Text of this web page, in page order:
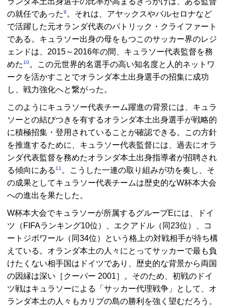
の就任であった9 。それは、アヤックスやバルセロナなど
で活躍した元オランダ代表のパトリック・クライファート
である。キュラソー出身の母をもつこのサッカー界のレジ
ェンドは、2015～2016年の間、キュラソー代表監督を務
めた 10。この元世界的名選手の高い知名度と人的ネットワ
ークを活かすことでオランダ本土出身選手の招集に成功
し、戦力強化へと繋がった。
このようにキュラソー代表チーム躍進の背景には、キュラ
ソーとの結びつきを有するオランダ本土出身選手が戦略的
に積極招集・登用されていることが確認できる。この方針
を推進するために、キュラソー代表監督には、過去にオラ
ンダ代表監督を務めたオランダ本土出身指導者が招聘され
る傾向にある 11 。こうした一連の取り組みが功を奏し、そ
の成果としてキュラソー代表チームは歴史的なW杯本大会
への進出を果たした。
W杯本大会でキュラソーが所属するグループEには、ドイ
ツ（ FIFAランキング10位）、エクアドル（同23位）、コ
ートジボワール（同34位）という格上の対戦相手が待ち構
えている。オランダ本土の人々にとってサッカーで最も負
けたくない相手国はドイツであり、歴史的な背景から両国
の因縁は深い［クーパー 2001］。そのため、初戦のドイ
ツ戦はキュラソーによる「サッカー代理戦争」として、オ
ランダ本土の人々もカリブの島の勝利を強く望むだろう。